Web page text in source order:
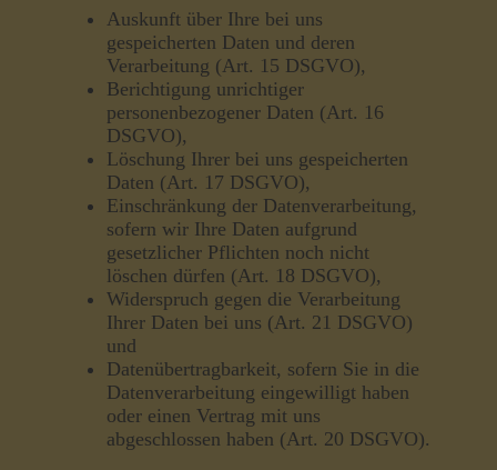
Auskunft über Ihre bei uns
gespeicherten Daten und deren
Verarbeitung (Art. 15 DSGVO),
Berichtigung unrichtiger
personenbezogener Daten (Art. 16
DSGVO),
Löschung Ihrer bei uns gespeicherten
Daten (Art. 17 DSGVO),
Einschränkung der Datenverarbeitung,
sofern wir Ihre Daten aufgrund
gesetzlicher Pflichten noch nicht
löschen dürfen (Art. 18 DSGVO),
Widerspruch gegen die Verarbeitung
Ihrer Daten bei uns (Art. 21 DSGVO)
und
Datenübertragbarkeit, sofern Sie in die
Datenverarbeitung eingewilligt haben
oder einen Vertrag mit uns
abgeschlossen haben (Art. 20 DSGVO).